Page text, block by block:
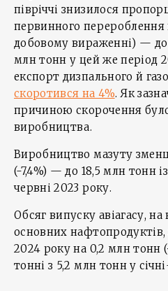
півріччі знизилося
первинного перероблення
добовому вираженні) — до
млн тонн у цей же період
експорт дизпального й
скоротився на 4%. Як
причиною скорочення
виробництва.
Виробництво мазуту
(-7,4%) — до 18,5 млн тонн
червні 2023 року.
Обсяг випуску авіагасу,
основних нафтопродуктів,
2024 року на 0,2 млн тонн
тонні з 5,2 млн тонн у